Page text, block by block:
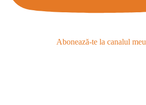
Abonează-te la canalul meu